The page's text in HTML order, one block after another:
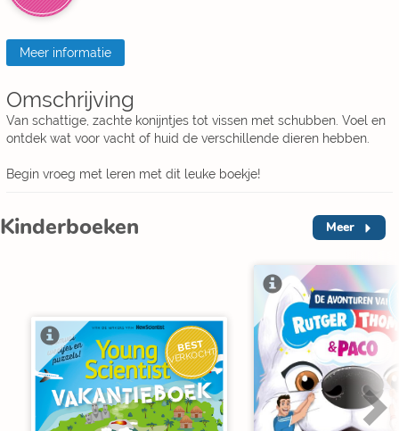
Meer informatie
Omschrijving
Van schattige, zachte konijntjes tot vissen met schubben. Voel en
ontdek wat voor vacht of huid de verschillende dieren hebben.
Begin vroeg met leren met dit leuke boekje!
Kinderboeken Meer
BEST
VERKOCHT